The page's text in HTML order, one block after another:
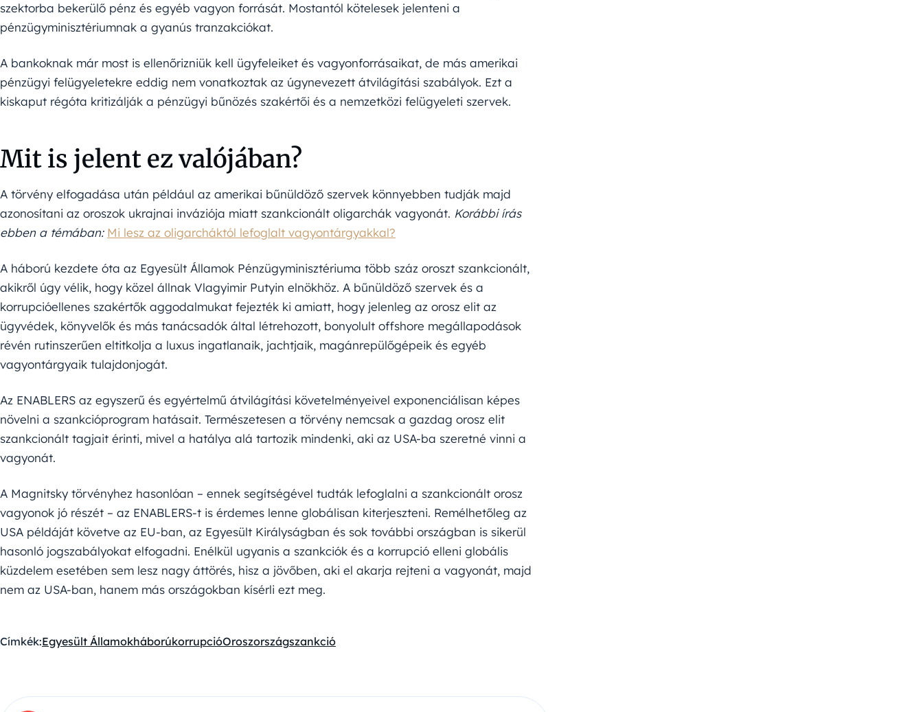
szektorba bekerülő pénz és egyéb vagyon forrását. Mostantól kötelesek jelenteni a
pénzügyminisztériumnak a gyanús tranzakciókat.
A bankoknak már most is ellenőrizniük kell ügyfeleiket és vagyonforrásaikat, de más amerikai
pénzügyi felügyeletekre eddig nem vonatkoztak az úgynevezett átvilágítási szabályok. Ezt a
kiskaput régóta kritizálják a pénzügyi bűnözés szakértői és a nemzetközi felügyeleti szervek.
Mit is jelent ez valójában?
A törvény elfogadása után például az amerikai bűnüldöző szervek könnyebben tudják majd
azonosítani az oroszok ukrajnai inváziója miatt szankcionált oligarchák vagyonát. Korábbi írás
ebben a témában: Mi lesz az oligarcháktól lefoglalt vagyontárgyakkal?
A háború kezdete óta az Egyesült Államok Pénzügyminisztériuma több száz oroszt szankcionált,
akikről úgy vélik, hogy közel állnak Vlagyimir Putyin elnökhöz. A bűnüldöző szervek és a
korrupcióellenes szakértők aggodalmukat fejezték ki amiatt, hogy jelenleg az orosz elit az
ügyvédek, könyvelők és más tanácsadók által létrehozott, bonyolult offshore megállapodások
révén rutinszerűen eltitkolja a luxus ingatlanaik, jachtjaik, magánrepülőgépeik és egyéb
vagyontárgyaik tulajdonjogát.
Az ENABLERS az egyszerű és egyértelmű átvilágítási követelményeivel exponenciálisan képes
növelni a szankcióprogram hatásait. Természetesen a törvény nemcsak a gazdag orosz elit
szankcionált tagjait érinti, mivel a hatálya alá tartozik mindenki, aki az USA-ba szeretné vinni a
vagyonát.
A Magnitsky törvényhez hasonlóan – ennek segítségével tudták lefoglalni a szankcionált orosz
vagyonok jó részét – az ENABLERS-t is érdemes lenne globálisan kiterjeszteni. Remélhetőleg az
USA példáját követve az EU-ban, az Egyesült Királyságban és sok további országban is sikerül
hasonló jogszabályokat elfogadni. Enélkül ugyanis a szankciók és a korrupció elleni globális
küzdelem esetében sem lesz nagy áttörés, hisz a jövőben, aki el akarja rejteni a vagyonát, majd
nem az USA-ban, hanem más országokban kísérli ezt meg.
Címkék:Egyesült ÁllamokháborúkorrupcióOroszországszankció